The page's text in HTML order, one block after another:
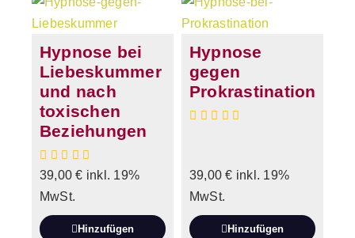
Hypnose bei
Liebeskummer
und nach
toxischen
Beziehungen
39,00€ inkl. 19%
MwSt.
Hinzufügen
Hypnose
gegen
Prokrastination
39,00€ inkl. 19%
MwSt.
Hinzufügen